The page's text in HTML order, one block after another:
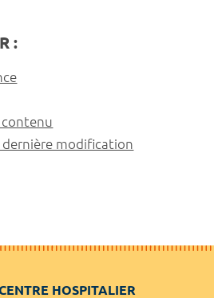
:
contenu
dernière modification
HOSPITALIER